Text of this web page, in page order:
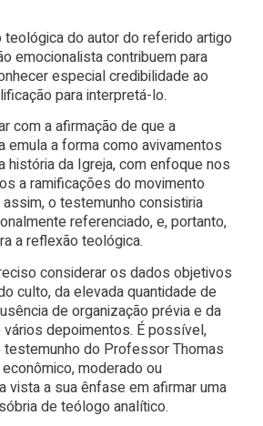
teológica do autor do referido artigo
emocionalista contribuem para
especial credibilidade ao
para interpretá-lo.
com a afirmação de que a
emula a forma como avivamentos
história da Igreja, com enfoque nos
a ramificações do movimento
o testemunho consistiria
referenciado, e, portanto,
a reflexão teológica.
considerar os dados objetivos
culto, da elevada quantidade de
de organização prévia e da
depoimentos. É possível,
testemunho do Professor Thomas
moderado ou
vista a sua ênfase em afirmar uma
de teólogo analítico.